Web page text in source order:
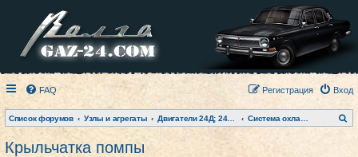
FAQ Вход
Регистрация
Список форумов Узлы и агрегаты Двигатели 24Д; 2401; 402 и модификации
о
Крыльчатка помпы